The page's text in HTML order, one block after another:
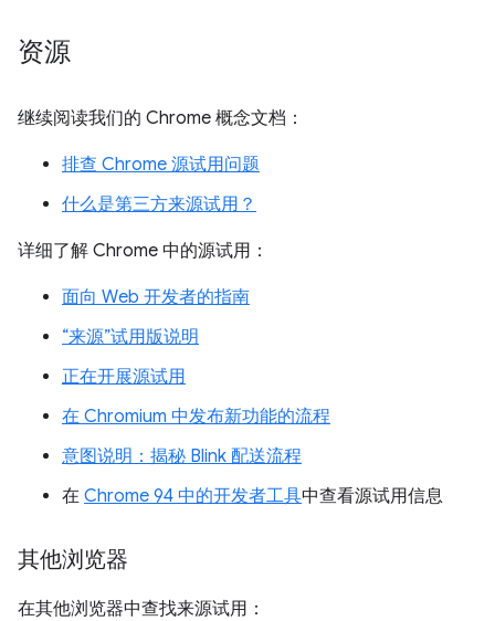
资源
继续阅读我们的 Chrome 概念文档：
排查 Chrome 源试用问题
什么是第三方来源试用？
详细了解 Chrome 中的源试用：
面向 Web 开发者的指南
“来源”试用版说明
正在开展源试用
在 Chromium 中发布新功能的流程
意图说明：揭秘 Blink 配送流程
在 Chrome 94 中的开发者工具中查看源试用信息
其他浏览器
在其他浏览器中查找来源试用：